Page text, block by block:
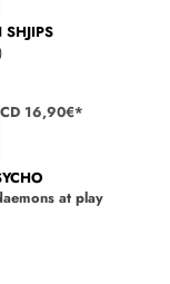
CD 16,90€*
at play